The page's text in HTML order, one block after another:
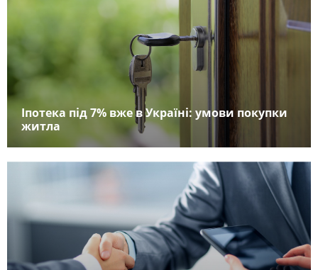
Іпотека під 7% вже в Україні: умови покупки
житла